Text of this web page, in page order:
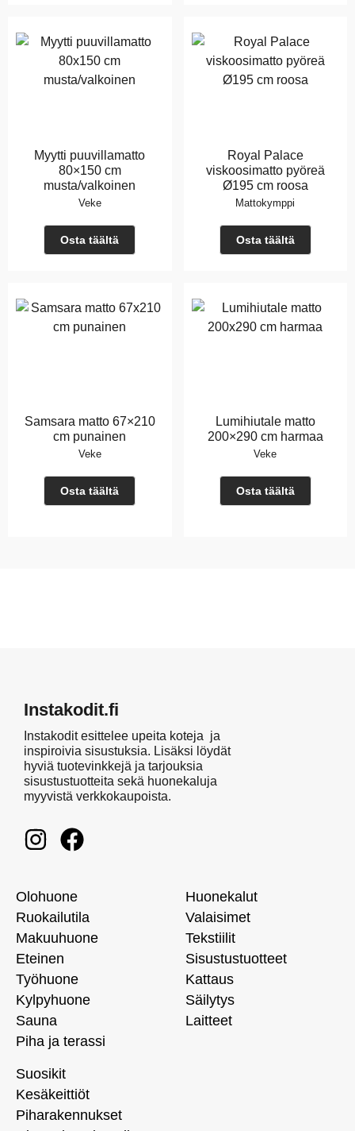
Myytti puuvillamatto
80×150 cm
musta/valkoinen
Veke
Osta täältä
Royal Palace
viskoosimatto pyöreä
Ø195 cm roosa
Mattokymppi
Osta täältä
Samsara matto 67×210
cm punainen
Veke
Osta täältä
Lumihiutale matto
200×290 cm harmaa
Veke
Osta täältä
Instakodit.fi
Instakodit esittelee upeita koteja ja
inspiroivia sisustuksia. Lisäksi löydät
hyviä tuotevinkkejä ja tarjouksia
sisustustuotteita sekä huonekaluja
myyvistä verkkokaupoista.
Olohuone
Ruokailutila
Makuuhuone
Eteinen
Työhuone
Kylpyhuone
Sauna
Piha ja terassi
Huonekalut
Valaisimet
Tekstiilit
Sisustustuotteet
Kattaus
Säilytys
Laitteet
Suosikit
Kesäkeittiöt
Piharakennukset